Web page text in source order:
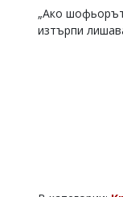
отговорност
„Ако
изтърпи